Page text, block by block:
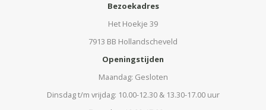
Bezoekadres
Het Hoekje 39
7913 BB Hollandscheveld
Openingstijden
Maandag: Gesloten
Dinsdag t/m vrijdag: 10.00-12.30 & 13.30-17.00 uur